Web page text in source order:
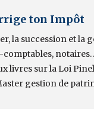
ton Impôt
la succession et la
comptables,
livres sur la Loi
gestion de